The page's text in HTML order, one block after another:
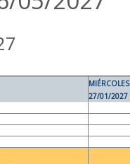
MIÉRCOLES
27/01/2027